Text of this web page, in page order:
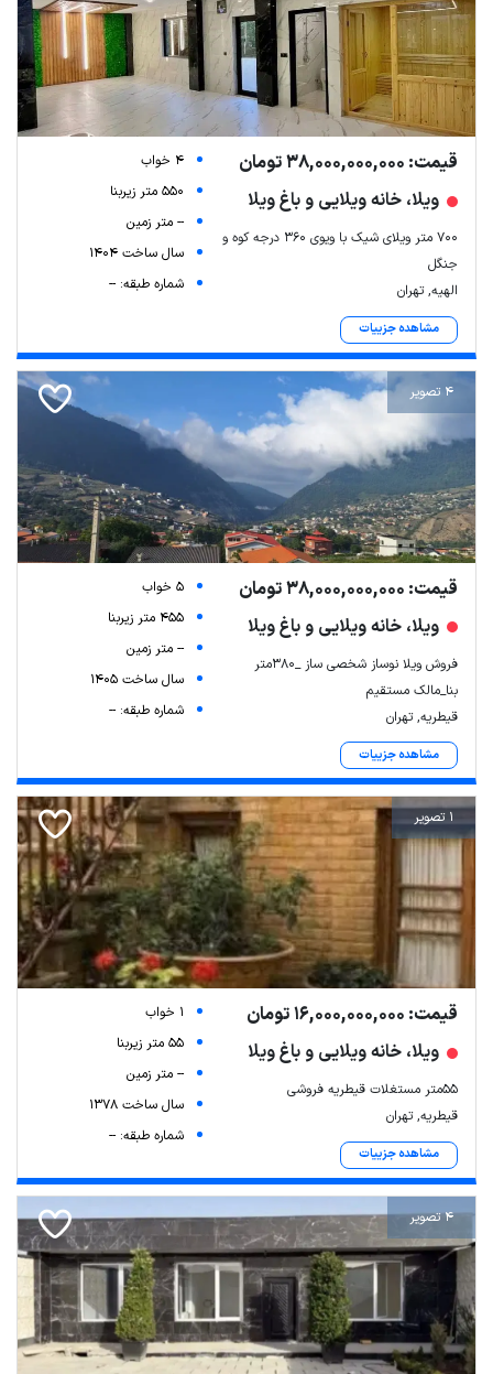
قیمت: 38,000,000,000 تومان
ویلا، خانه ویلایی و باغ ویلا
700 متر ویلای شیک با ویوی 360 درجه کوه و
جنگل
الهیه, تهران
مشاهده جزییات
4 خواب
550 متر زیربنا
-- متر زمین
سال ساخت 1404
شماره طبقه: --
4 تصویر
قیمت: 38,000,000,000 تومان
ویلا، خانه ویلایی و باغ ویلا
فروش ویلا نوساز شخصی ساز _۳۸۰متر
بنا_مالک مستقیم
قیطریه, تهران
مشاهده جزییات
5 خواب
455 متر زیربنا
-- متر زمین
سال ساخت 1405
شماره طبقه: --
1 تصویر
قیمت: 16,000,000,000 تومان
ویلا، خانه ویلایی و باغ ویلا
55متر مستغلات قیطریه فروشی
قیطریه, تهران
مشاهده جزییات
1 خواب
55 متر زیربنا
-- متر زمین
سال ساخت 1378
شماره طبقه: --
4 تصویر